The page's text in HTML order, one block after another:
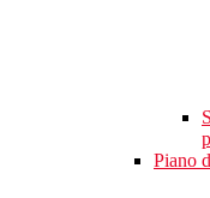
Piano